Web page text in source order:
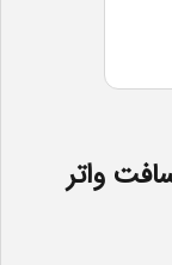
واتر